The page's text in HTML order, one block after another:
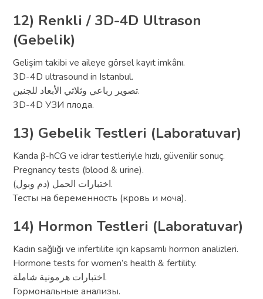
12) Renkli / 3D-4D Ultrason
(Gebelik)
Gelişim takibi ve aileye görsel kayıt imkânı.
3D-4D ultrasound in Istanbul.
تصوير رباعي وثلاثي الأبعاد للجنين.
3D-4D УЗИ плода.
13) Gebelik Testleri (Laboratuvar)
Kanda β-hCG ve idrar testleriyle hızlı, güvenilir sonuç.
Pregnancy tests (blood & urine).
اختبارات الحمل (دم وبول).
Тесты на беременность (кровь и моча).
14) Hormon Testleri (Laboratuvar)
Kadın sağlığı ve infertilite için kapsamlı hormon analizleri.
Hormone tests for women’s health & fertility.
اختبارات هرمونية شاملة.
Гормональные анализы.